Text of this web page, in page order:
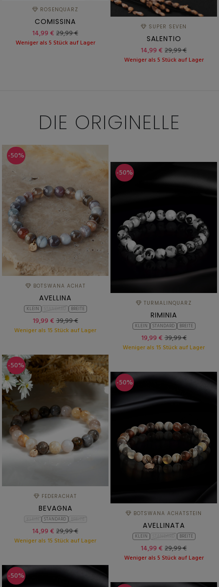
ROSENQUARZ
COMISSINA
14,99 € 29,99 €
Weniger als 5 Stück auf Lager
SUPER SEVEN
SALENTIO
14,99 € 29,99 €
Weniger als 5 Stück auf Lager
DIE ORIGINELLE
-50%
BOTSWANA ACHAT
AVELLINA
KLEIN BREITE
19,99 €39,99 €
Weniger als 15 Stück auf Lager
-50%
TURMALINQUARZ
RIMINIA
KLEIN STANDARD BREITE
19,99 €39,99 €
Weniger als 15 Stück auf Lager
-50%
FEDERACHAT
BEVAGNA
STANDARD
14,99 € 29,99 €
Weniger als 15 Stück auf Lager
-50%
BOTSWANA ACHATSTEIN
AVELLINATA
KLEIN BREITE
14,99 € 29,99 €
Weniger als 5 Stück auf Lager
-50%